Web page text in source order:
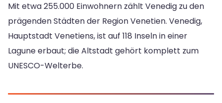
Mit etwa 255.000 Einwohnern zählt Venedig zu den
prägenden Städten der Region Venetien. Venedig,
Hauptstadt Venetiens, ist auf 118 Inseln in einer
Lagune erbaut; die Altstadt gehört komplett zum
UNESCO-Welterbe.